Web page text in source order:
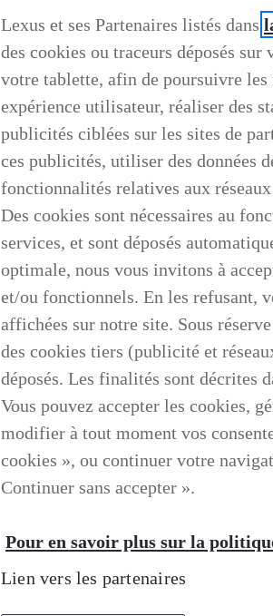
Lexus et ses Partenaires listés dans
des cookies ou traceurs déposés
votre tablette, afin de poursuivre
expérience utilisateur, réaliser des
publicités ciblées sur les sites de
ces publicités, utiliser des données
fonctionnalités relatives aux
Des cookies sont nécessaires au
services, et sont déposés
optimale, nous vous invitons à
et/ou fonctionnels. En les refusant,
affichées sur notre site. Sous
des cookies tiers (publicité et
déposés. Les finalités sont décrites
Vous pouvez accepter les cookies,
modifier à tout moment vos
cookies », ou continuer votre
Continuer sans accepter ».
Pour en savoir plus sur la
Lien vers les partenaires